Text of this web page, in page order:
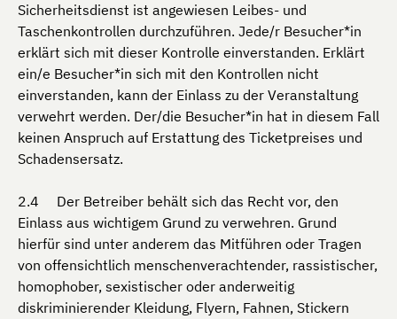
Sicherheitsdienst ist angewiesen Leibes- und
Taschenkontrollen durchzuführen. Jede/r Besucher*in
erklärt sich mit dieser Kontrolle einverstanden. Erklärt
ein/e Besucher*in sich mit den Kontrollen nicht
einverstanden, kann der Einlass zu der Veranstaltung
verwehrt werden. Der/die Besucher*in hat in diesem Fall
keinen Anspruch auf Erstattung des Ticketpreises und
Schadensersatz.
Der Betreiber behält sich das Recht vor, den
Einlass aus wichtigem Grund zu verwehren. Grund
hierfür sind unter anderem das Mitführen oder Tragen
von offensichtlich menschenverachtender, rassistischer,
homophober, sexistischer oder anderweitig
diskriminierender Kleidung, Flyern, Fahnen, Stickern